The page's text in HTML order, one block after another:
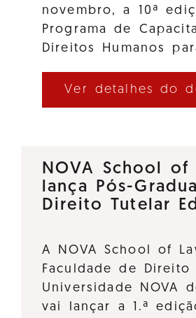
novembro, a 10ª
Programa de
Direitos Humanos
Ver detalhes do
NOVA School of
lança Pós-
Direito Tutelar
A NOVA School of
Faculdade de Direito
Universidade NOVA
vai lançar a 1.ª